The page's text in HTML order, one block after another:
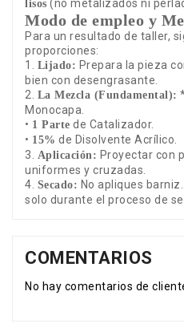
lisos (no metalizados ni
Modo de empleo y
Para un resultado de taller,
proporciones:
1. Lijado: Prepara la pieza
bien con desengrasante.
2. La Mezcla (Fundamental):
Monocapa.
• 1 Parte de Catalizador.
• 15% de Disolvente Acrílico.
3. Aplicación: Proyectar con
uniformes y cruzadas.
4. Secado: No apliques
solo durante el proceso de
COMENTARIOS
No hay comentarios de